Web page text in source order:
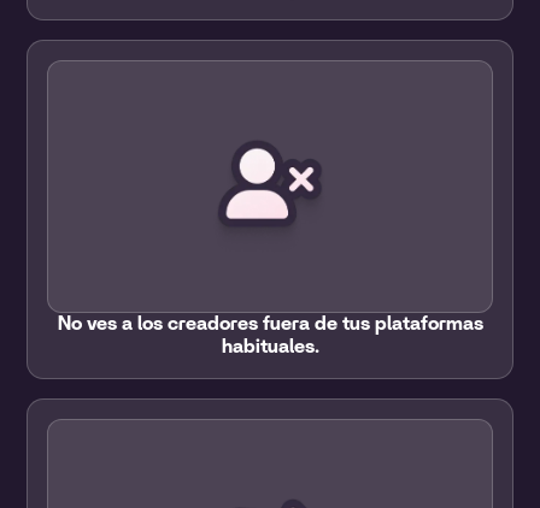
No ves a los creadores fuera de tus plataformas
habituales.